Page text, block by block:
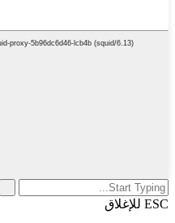
ESC للإغلاق